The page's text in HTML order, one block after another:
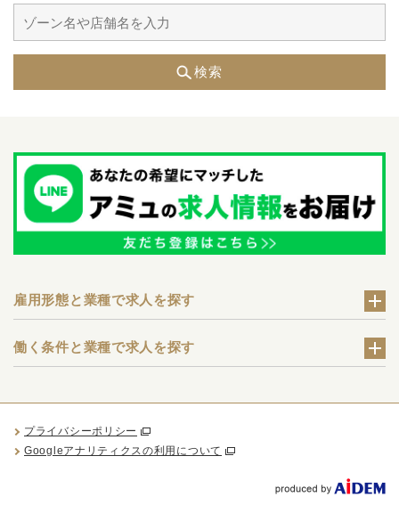
検索
雇用形態と業種で求人を探す
働く条件と業種で求人を探す
プライバシーポリシー
Googleアナリティクスの利用について